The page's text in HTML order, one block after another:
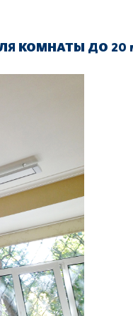
КОМНАТЫ ДО 20